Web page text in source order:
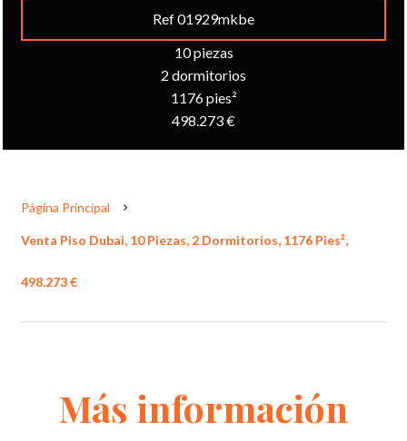
Ref 01929mkbe
10 piezas
2 dormitorios
1176 pies²
498.273 €
Página Principal
Venta Piso Dubai, 10 Piezas, 2 Dormitorios, 1176 Pies²,
498.273 €
Más información